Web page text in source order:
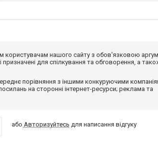
користувачам нашого сайту з обов'язковою
для спілкування та обговорення, а
порівняння з іншими конкуруючими
на сторонні інтернет-ресурси; реклама та
або Авторизуйтесь для написання відгуку